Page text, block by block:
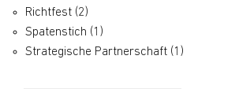
Richtfest (2)
Spatenstich (1)
Strategische Partnerschaft (1)